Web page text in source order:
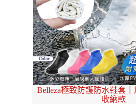
Belleza極致防護防水鞋套
收納款